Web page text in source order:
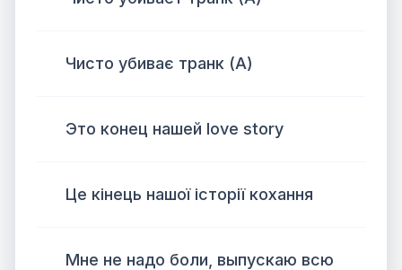
Чисто убиває транк (А)
Это конец нашей love story
Це кінець нашої історії кохання
Мне не надо боли, выпускаю всю